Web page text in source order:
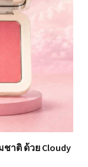
าติ ด้วย Cloudy